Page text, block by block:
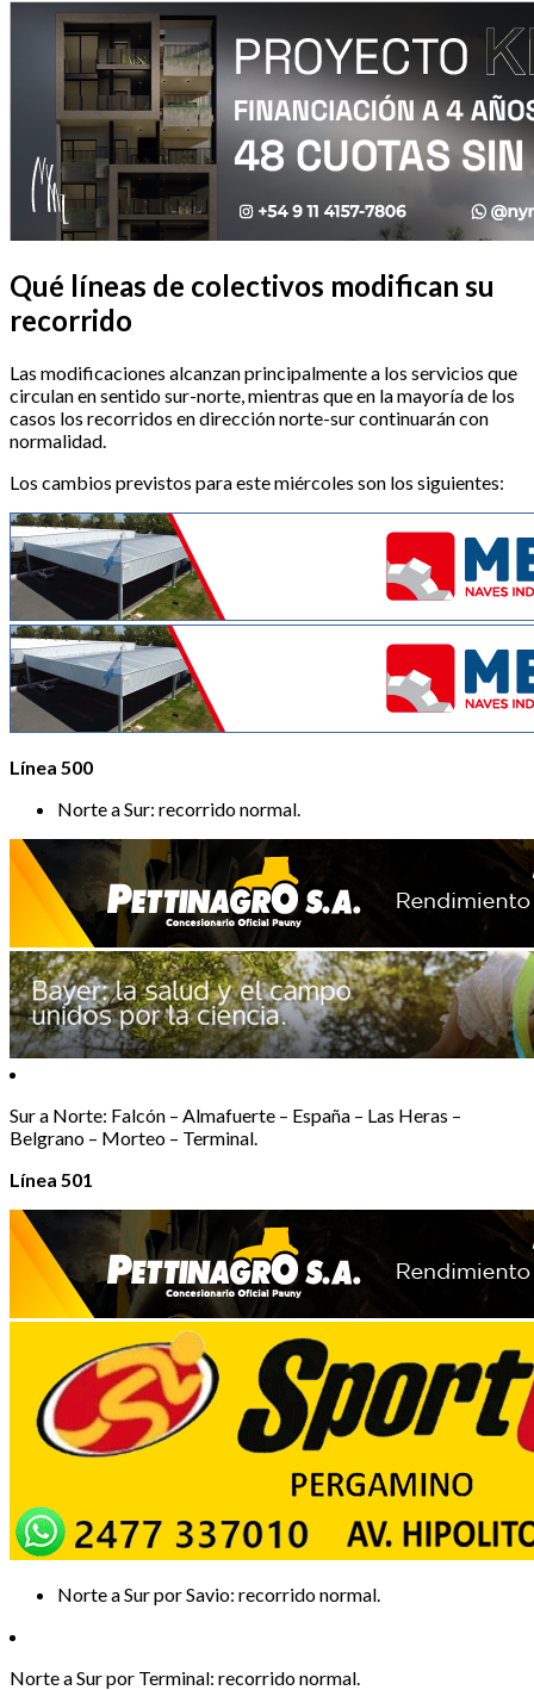
Qué líneas de colectivos modifican su
recorrido
Las modificaciones alcanzan principalmente a los servicios que
circulan en sentido sur-norte, mientras que en la mayoría de los
casos los recorridos en dirección norte-sur continuarán con
normalidad.
Los cambios previstos para este miércoles son los siguientes:
Línea 500
Norte a Sur: recorrido normal.
Sur a Norte: Falcón – Almafuerte – España – Las Heras –
Belgrano – Morteo – Terminal.
Línea 501
Norte a Sur por Savio: recorrido normal.
Norte a Sur por Terminal: recorrido normal.